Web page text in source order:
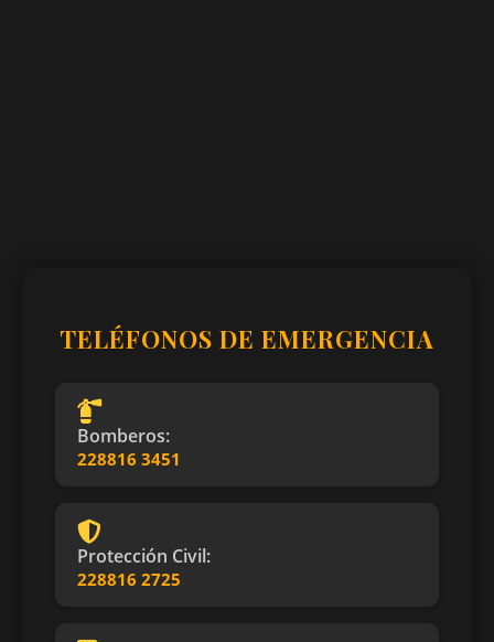
TELÉFONOS DE EMERGENCIA
Bomberos:
228816 3451
Protección Civil:
228816 2725